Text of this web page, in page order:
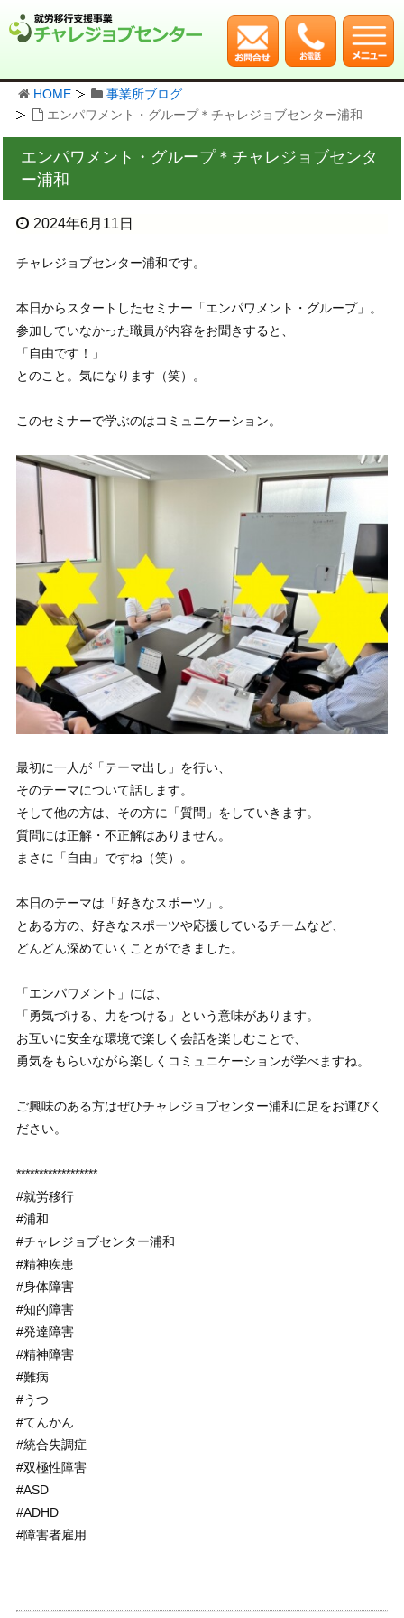
HOME
事業所ブログ
エンパワメント・グループ＊チャレジョブセンター浦和
エンパワメント・グループ＊チャレジョブセンタ
ー浦和
2024年6月11日
チャレジョブセンター浦和です。
本日からスタートしたセミナー「エンパワメント・グループ」。
参加していなかった職員が内容をお聞きすると、
「自由です！」
とのこと。気になります（笑）。
このセミナーで学ぶのはコミュニケーション。
最初に一人が「テーマ出し」を行い、
そのテーマについて話します。
そして他の方は、その方に「質問」をしていきます。
質問には正解・不正解はありません。
まさに「自由」ですね（笑）。
本日のテーマは「好きなスポーツ」。
とある方の、好きなスポーツや応援しているチームなど、
どんどん深めていくことができました。
「エンパワメント」には、
「勇気づける、力をつける」という意味があります。
お互いに安全な環境で楽しく会話を楽しむことで、
勇気をもらいながら楽しくコミュニケーションが学べますね。
ご興味のある方はぜひチャレジョブセンター浦和に足をお運びく
ださい。
******************
#就労移行
#浦和
#チャレジョブセンター浦和
#精神疾患
#身体障害
#知的障害
#発達障害
#精神障害
#難病
#うつ
#てんかん
#統合失調症
#双極性障害
#ASD
#ADHD
#障害者雇用